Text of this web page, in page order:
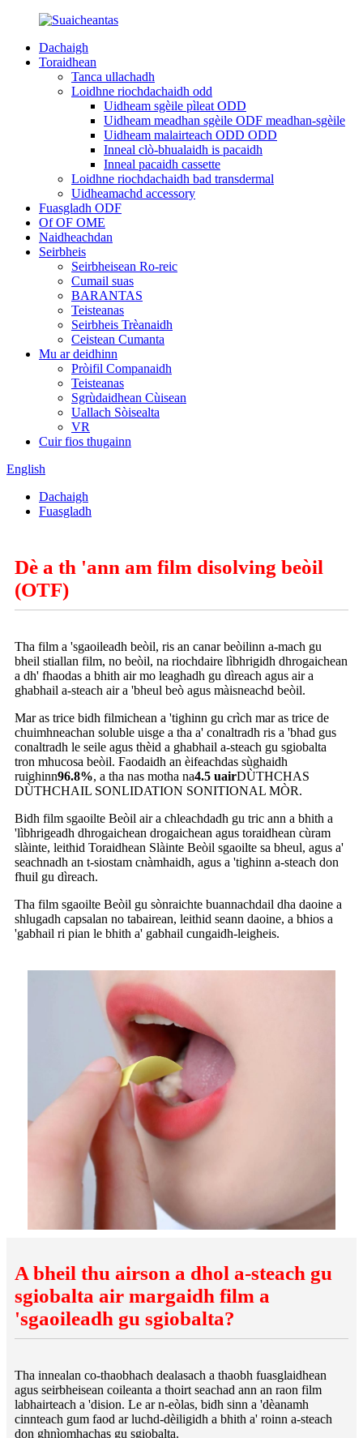
Dachaigh
Toraidhean
Tanca ullachadh
Loidhne riochdachaidh odd
Uidheam sgèile pìleat ODD
Uidheam meadhan sgèile ODF meadhan-sgèile
Uidheam malairteach ODD ODD
Inneal clò-bhualaidh is pacaidh
Inneal pacaidh cassette
Loidhne riochdachaidh bad transdermal
Uidheamachd accessory
Fuasgladh ODF
Of OF OME
Naidheachdan
Seirbheis
Seirbheisean Ro-reic
Cumail suas
BARANTAS
Teisteanas
Seirbheis Trèanaidh
Ceistean Cumanta
Mu ar deidhinn
Pròifil Companaidh
Teisteanas
Sgrùdaidhean Cùisean
Uallach Sòisealta
VR
Cuir fios thugainn
English
Dachaigh
Fuasgladh
Dè a th 'ann am film disolving beòil
(OTF)
Tha film a 'sgaoileadh beòil, ris an canar beòilinn a-mach gu
bheil stiallan film, no beòil, na riochdaire lìbhrigidh dhrogaichean
a dh' fhaodas a bhith air mo leaghadh gu dìreach agus air a
ghabhail a-steach air a 'bheul beò agus màisneachd beòil.
Mar as trice bidh filmichean a 'tighinn gu crìch mar as trice de
chuimhneachan soluble uisge a tha a' conaltradh ris a 'bhad gus
conaltradh le seile agus thèid a ghabhail a-steach gu sgiobalta
tron ​​mhucosa beòil. Faodaidh an èifeachdas sùghaidh
ruighinn96.8%, a tha nas motha na4.5 uairDÙTHCHAS
DÙTHCHAIL SONLIDATION SONITIONAL MÒR.
Bidh film sgaoilte Beòil air a chleachdadh gu tric ann a bhith a
'lìbhrigeadh dhrogaichean drogaichean agus toraidhean cùram
slàinte, leithid Toraidhean Slàinte Beòil sgaoilte sa bheul, agus a'
seachnadh an t-siostam cnàmhaidh, agus a 'tighinn a-steach don
fhuil gu dìreach.
Tha film sgaoilte Beòil gu sònraichte buannachdail dha daoine a
shlugadh capsalan no tabairean, leithid seann daoine, a bhios a
'gabhail ri pian le bhith a' gabhail cungaidh-leigheis.
A bheil thu airson a dhol a-steach gu
sgiobalta air margaidh film a
'sgaoileadh gu sgiobalta?
Tha innealan co-thaobhach dealasach a thaobh fuasglaidhean
agus seirbheisean coileanta a thoirt seachad ann an raon film
labhairteach a 'dision. Le ar n-eòlas, bidh sinn a 'dèanamh
cinnteach gum faod ar luchd-dèiligidh a bhith a' roinn a-steach
don ghnìomhachas gu sgiobalta.